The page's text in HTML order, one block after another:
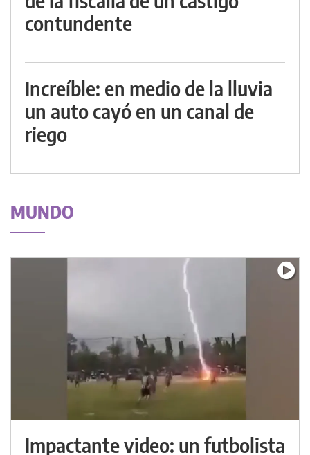
contundente
Increíble: en medio de la lluvia
un auto cayó en un canal de
riego
MUNDO
Impactante video: un futbolista